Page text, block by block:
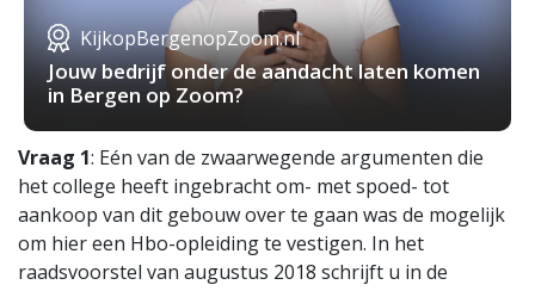
KijkopBergenopZoom.nl
Jouw bedrijf onder de aandacht laten komen
in Bergen op Zoom?
Vraag 1: Eén van de zwaarwegende argumenten die
het college heeft ingebracht om- met spoed- tot
aankoop van dit gebouw over te gaan was de mogelijk
om hier een Hbo-opleiding te vestigen. In het
raadsvoorstel van augustus 2018 schrijft u in de